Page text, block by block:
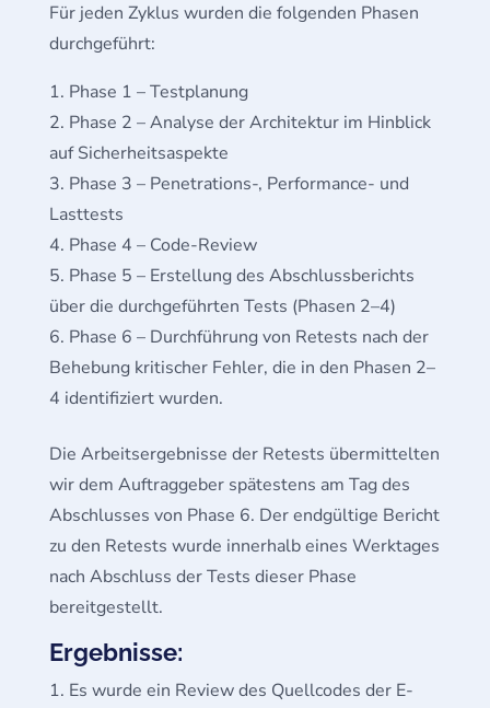
Für jeden Zyklus wurden die folgenden Phasen
durchgeführt:
Phase 1 – Testplanung
Phase 2 – Analyse der Architektur im Hinblick
auf Sicherheitsaspekte
Phase 3 – Penetrations-, Performance- und
Lasttests
Phase 4 – Code-Review
Phase 5 – Erstellung des Abschlussberichts
über die durchgeführten Tests (Phasen 2–4)
Phase 6 – Durchführung von Retests nach der
Behebung kritischer Fehler, die in den Phasen 2–
4 identifiziert wurden.
Die Arbeitsergebnisse der Retests übermittelten
wir dem Auftraggeber spätestens am Tag des
Abschlusses von Phase 6. Der endgültige Bericht
zu den Retests wurde innerhalb eines Werktages
nach Abschluss der Tests dieser Phase
bereitgestellt.
Ergebnisse:
Es wurde ein Review des Quellcodes der E-